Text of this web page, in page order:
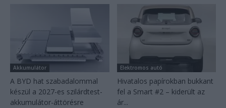
Akkumulátor
A BYD hat szabadalommal
készül a 2027-es szilárdtest-
akkumulátor-áttörésre
Elektromos autó
Hivatalos papírokban bukkant
fel a Smart #2 – kiderült az
ár...